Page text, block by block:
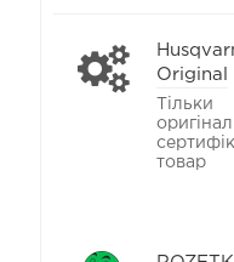
Original
Тільки
товар